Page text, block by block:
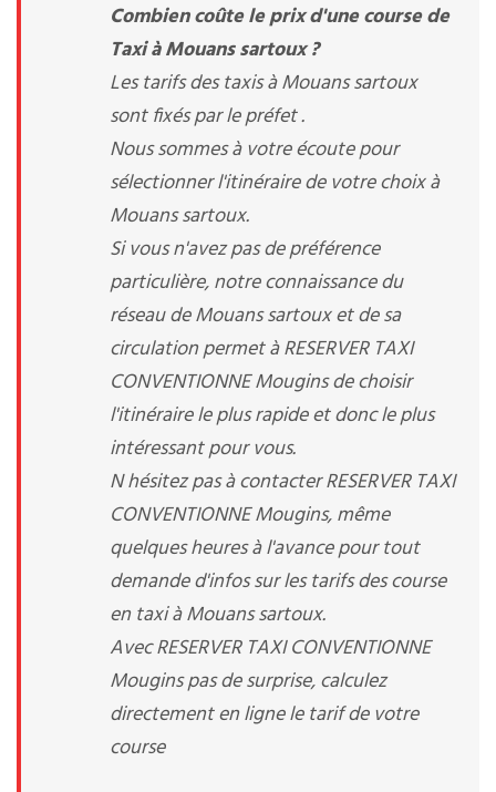
Combien coûte le prix d'une course de
Taxi à Mouans sartoux ?
Les tarifs des taxis à Mouans sartoux
sont fixés par le préfet .
Nous sommes à votre écoute pour
sélectionner l'itinéraire de votre choix à
Mouans sartoux.
Si vous n'avez pas de préférence
particulière, notre connaissance du
réseau de Mouans sartoux et de sa
circulation permet à RESERVER TAXI
CONVENTIONNE Mougins de choisir
l'itinéraire le plus rapide et donc le plus
intéressant pour vous.
N hésitez pas à contacter RESERVER TAXI
CONVENTIONNE Mougins, même
quelques heures à l'avance pour tout
demande d'infos sur les tarifs des course
en taxi à Mouans sartoux.
Avec RESERVER TAXI CONVENTIONNE
Mougins pas de surprise, calculez
directement en ligne le tarif de votre
course